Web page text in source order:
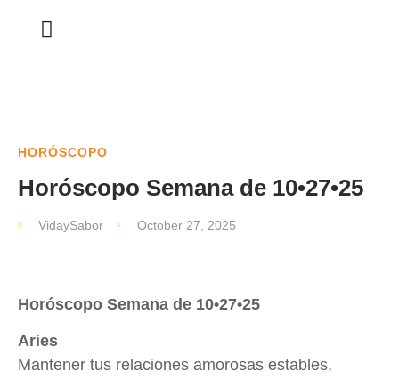
HORÓSCOPO
Horóscopo Semana de 10•27•25
VidaySabor October 27, 2025
Horóscopo Semana de 10•27•25
Aries
Mantener tus relaciones amorosas estables,